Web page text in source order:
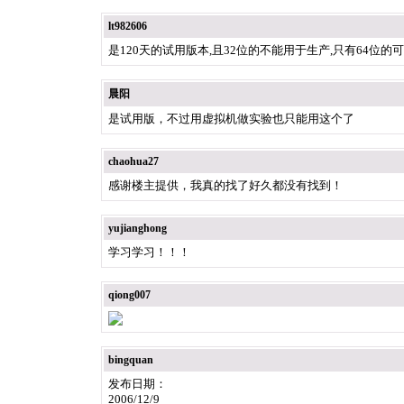
lt982606
是120天的试用版本,且32位的不能用于生产,只有64位的
晨阳
是试用版，不过用虚拟机做实验也只能用这个了
chaohua27
感谢楼主提供，我真的找了好久都没有找到！
yujianghong
学习学习！！！
qiong007
bingquan
发布日期：
2006/12/9